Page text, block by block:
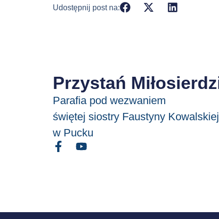
Udostępnij post na:
Przystań
Parafia pod wezwaniem
świętej siostry Faustyny Kowalskiej
w Pucku